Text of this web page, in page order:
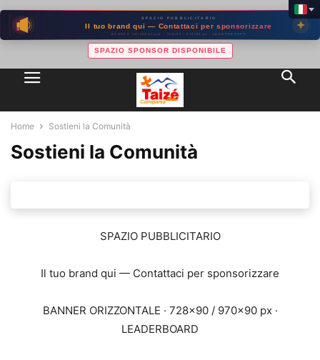
SPAZIO PUBBLICITARIO
Il tuo brand qui — Contattaci per sponsorizzare
BANNER ORIZZONTALE · 728×90 / 970×90 px · LEADERBOARD
SPAZIO SPONSOR DISPONIBILE
Home Sostieni la Comunità
Sostieni la Comunità
SPAZIO PUBBLICITARIO
Il tuo brand qui — Contattaci per sponsorizzare
BANNER ORIZZONTALE · 728×90 / 970×90 px ·
LEADERBOARD